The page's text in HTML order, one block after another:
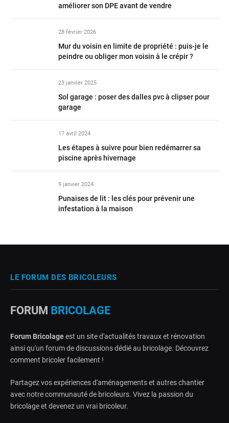
améliorer son DPE avant de vendre
28 février 2026
Mur du voisin en limite de propriété : puis-je le
peindre ou obliger mon voisin à le crépir ?
23 janvier 2025
Sol garage : poser des dalles pvc à clipser pour
garage
17 avril 2024
Les étapes à suivre pour bien redémarrer sa
piscine après hivernage
9 janvier 2024
Punaises de lit : les clés pour prévenir une
infestation à la maison
LE FORUM DES BRICOLEURS
FORUM BRICOLAGE
Forum Bricolageest un site d'actualités travaux et rénovation
ainsi qu'un forum de discussions dédié au bricolage. Découvrez
comment bricoler facilement !
Partagez vos expériences d'aménagements et autres chantier
avec notre communauté de bricoleurs. Vivez la passion du
bricolage et devenez un vrai bricoleur.